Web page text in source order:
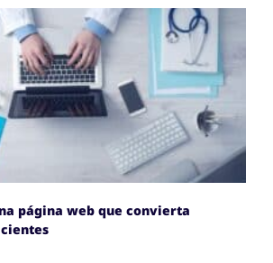
página web que convierta